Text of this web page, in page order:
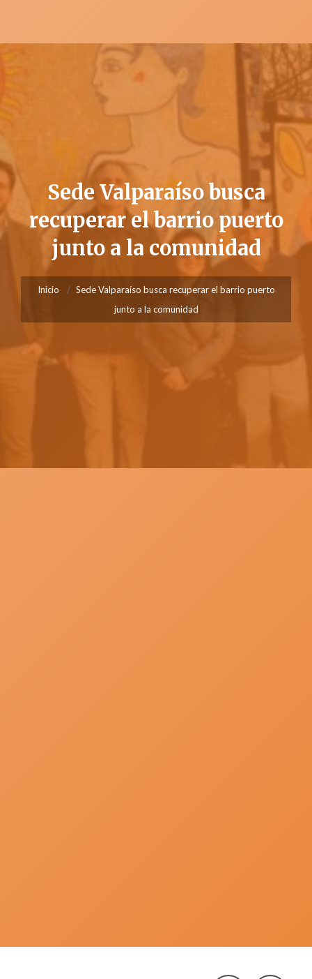
Sede Valparaíso busca
recuperar el barrio puerto
junto a la comunidad
Inicio
Sede Valparaíso busca recuperar el barrio puerto
junto a la comunidad